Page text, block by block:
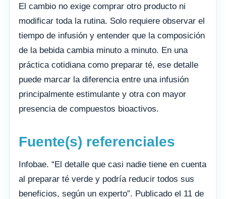
El cambio no exige comprar otro producto ni
modificar toda la rutina. Solo requiere observar el
tiempo de infusión y entender que la composición
de la bebida cambia minuto a minuto. En una
práctica cotidiana como preparar té, ese detalle
puede marcar la diferencia entre una infusión
principalmente estimulante y otra con mayor
presencia de compuestos bioactivos.
Fuente(s) referenciales
Infobae. “El detalle que casi nadie tiene en cuenta
al preparar té verde y podría reducir todos sus
beneficios, según un experto”. Publicado el 11 de